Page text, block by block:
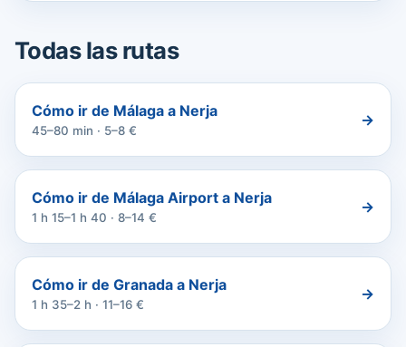
Todas las rutas
Cómo ir de Málaga a Nerja
45–80 min · 5–8 €
→
Cómo ir de Málaga Airport a Nerja
1 h 15–1 h 40 · 8–14 €
→
Cómo ir de Granada a Nerja
1 h 35–2 h · 11–16 €
→